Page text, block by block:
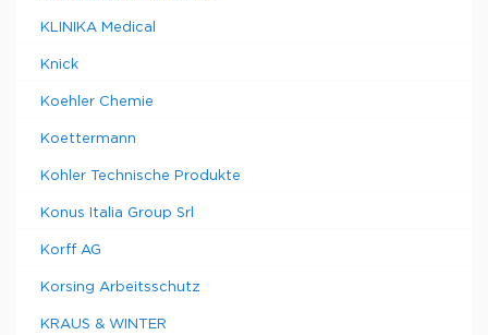
KLINIKA Medical
Knick
Koehler Chemie
Koettermann
Kohler Technische Produkte
Konus Italia Group Srl
Korff AG
Korsing Arbeitsschutz
KRAUS & WINTER